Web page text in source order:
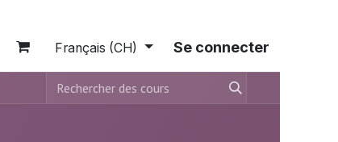
A propos Boutique
Français (CH) Se connecter